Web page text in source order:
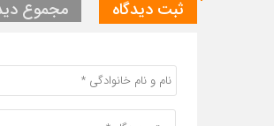
ثبت دیدگاه مجموع